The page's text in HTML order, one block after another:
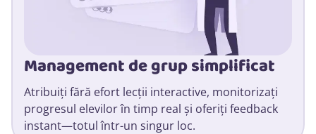
Management de grup simplificat
Atribuiți fără efort lecții interactive, monitorizați
progresul elevilor în timp real și oferiți feedback
instant—totul într-un singur loc.